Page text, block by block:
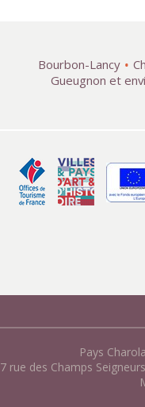
Bourbon-Lancy
Gueugnon et
Pays
7 rue des Champs